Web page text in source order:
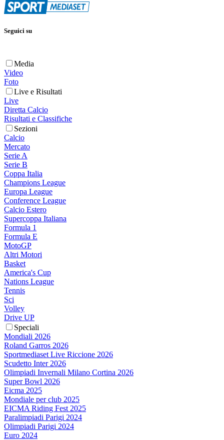
Seguici su
Media
Video
Foto
Live e Risultati
Live
Diretta Calcio
Risultati e Classifiche
Sezioni
Calcio
Mercato
Serie A
Serie B
Coppa Italia
Champions League
Europa League
Conference League
Calcio Estero
Supercoppa Italiana
Formula 1
Formula E
MotoGP
Altri Motori
Basket
America's Cup
Nations League
Tennis
Sci
Volley
Drive UP
Speciali
Mondiali 2026
Roland Garros 2026
Sportmediaset Live Riccione 2026
Scudetto Inter 2026
Olimpiadi Invernali Milano Cortina 2026
Super Bowl 2026
Eicma 2025
Mondiale per club 2025
EICMA Riding Fest 2025
Paralimpiadi Parigi 2024
Olimpiadi Parigi 2024
Euro 2024